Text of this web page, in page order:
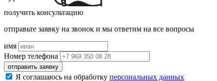
получить консультацию
отправьте заявку на звонок и мы ответим на все вопросы
имя
Номер телефона
отправить заявку
Я соглашаюсь на обработку персональных данных